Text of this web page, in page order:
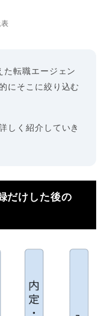
た転職エージェン
にそこに絞り込む
しく紹介していき
だけした後の